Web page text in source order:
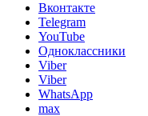
Вконтакте
Telegram
YouTube
Одноклассники
Viber
Viber
WhatsApp
max